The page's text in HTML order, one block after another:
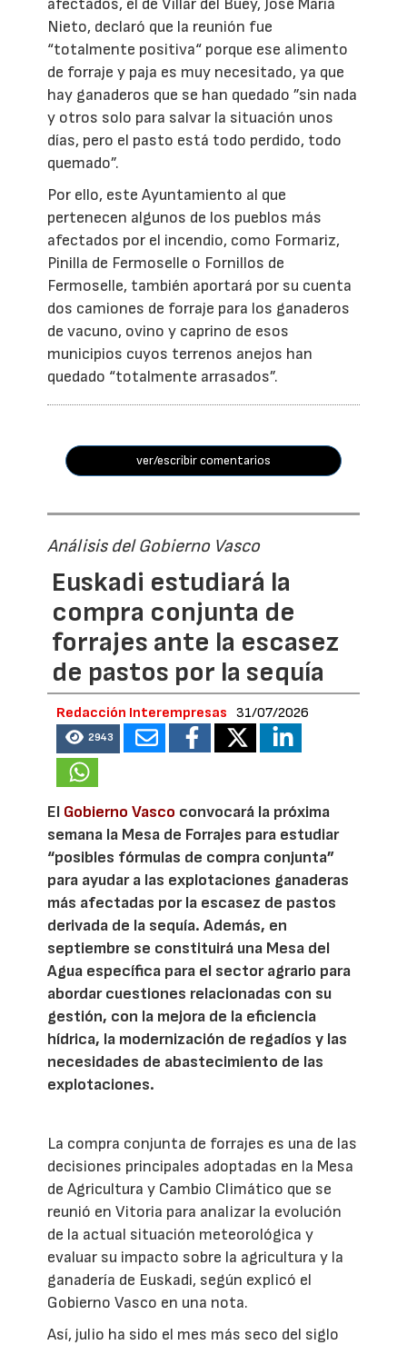
afectados, el de Villar del Buey, José María
Nieto, declaró que la reunión fue
“totalmente positiva“ porque ese alimento
de forraje y paja es muy necesitado, ya que
hay ganaderos que se han quedado ”sin nada
y otros solo para salvar la situación unos
días, pero el pasto está todo perdido, todo
quemado”.
Por ello, este Ayuntamiento al que
pertenecen algunos de los pueblos más
afectados por el incendio, como Formariz,
Pinilla de Fermoselle o Fornillos de
Fermoselle, también aportará por su cuenta
dos camiones de forraje para los ganaderos
de vacuno, ovino y caprino de esos
municipios cuyos terrenos anejos han
quedado “totalmente arrasados”.
ver/escribir comentarios
Análisis del Gobierno Vasco
Euskadi estudiará la
compra conjunta de
forrajes ante la escasez
de pastos por la sequía
Redacción Interempresas 31/07/2026
2943
El Gobierno Vasco convocará la próxima
semana la Mesa de Forrajes para estudiar
“posibles fórmulas de compra conjunta”
para ayudar a las explotaciones ganaderas
más afectadas por la escasez de pastos
derivada de la sequía. Además, en
septiembre se constituirá una Mesa del
Agua específica para el sector agrario para
abordar cuestiones relacionadas con su
gestión, con la mejora de la eficiencia
hídrica, la modernización de regadíos y las
necesidades de abastecimiento de las
explotaciones.
La compra conjunta de forrajes es una de las
decisiones principales adoptadas en la Mesa
de Agricultura y Cambio Climático que se
reunió en Vitoria para analizar la evolución
de la actual situación meteorológica y
evaluar su impacto sobre la agricultura y la
ganadería de Euskadi, según explicó el
Gobierno Vasco en una nota.
Así, julio ha sido el mes más seco del siglo